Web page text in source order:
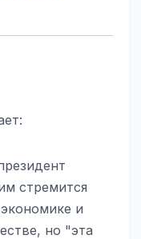
стремится
и
но "эта